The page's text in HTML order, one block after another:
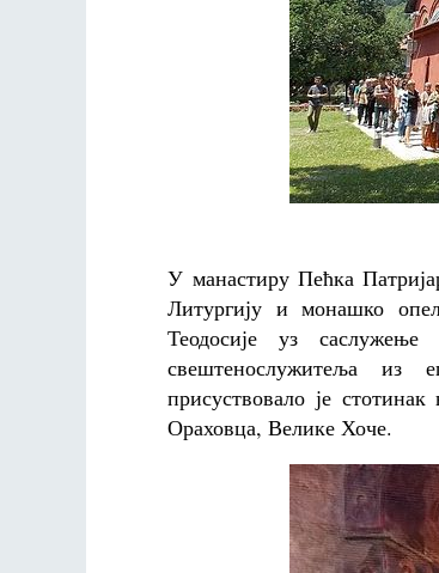
У манастиру Пећка
Литургију и монашко
Теодосије уз
свештенослужитеља из
присуствовало је
Ораховца, Велике Хоче.